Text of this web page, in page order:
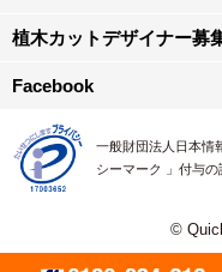
植木カットデザイナー募
Facebook
一般財団法人日本情
シーマーク 」付与の
©